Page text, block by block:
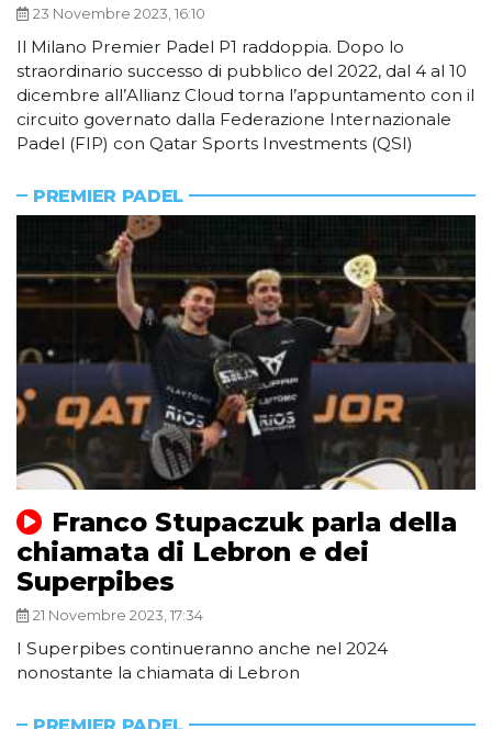
23 Novembre 2023, 16:10
Il Milano Premier Padel P1 raddoppia. Dopo lo
straordinario successo di pubblico del 2022, dal 4 al 10
dicembre all’Allianz Cloud torna l’appuntamento con il
circuito governato dalla Federazione Internazionale
Padel (FIP) con Qatar Sports Investments (QSI)
PREMIER PADEL
Franco Stupaczuk parla della
chiamata di Lebron e dei
Superpibes
21 Novembre 2023, 17:34
I Superpibes continueranno anche nel 2024
nonostante la chiamata di Lebron